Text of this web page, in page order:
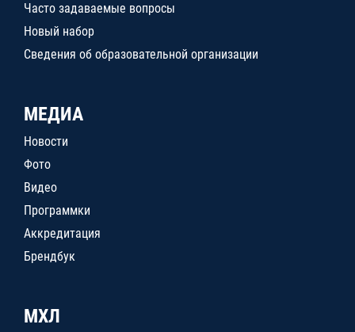
Часто задаваемые вопросы
Новый набор
Сведения об образовательной организации
МЕДИА
Новости
Фото
Видео
Программки
Аккредитация
Брендбук
МХЛ